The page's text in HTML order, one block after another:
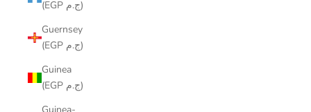
(EGP ج.م)
Guernsey
(EGP ج.م)
Guinea
(EGP ج.م)